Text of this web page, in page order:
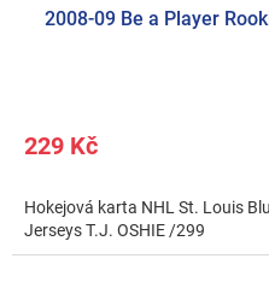
2008-09 Be a Player
229 Kč
Hokejová karta NHL St. Louis
Jerseys T.J. OSHIE /299